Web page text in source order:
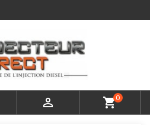
 shopping_cart0